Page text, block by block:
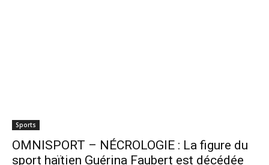
Sports
OMNISPORT – NÉCROLOGIE : La figure du
sport haïtien Guérina Faubert est décédée